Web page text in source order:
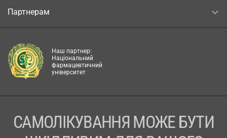
Партнерам
Наш партнер:
Національний
фармацевтичний
університет
САМОЛІКУВАННЯ МОЖЕ БУТИ